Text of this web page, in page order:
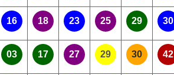
16 18 23 25 29 30
03 17 27 29 30 42